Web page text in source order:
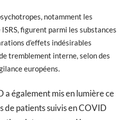
notamment les
figurent parmi les substances
d’effets indésirables
tremblement interne, selon des
européens.
a également mis en lumière ce
de patients suivis en COVID